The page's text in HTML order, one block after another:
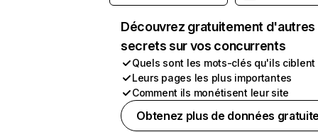
Découvrez gratuitement d'autres
secrets sur vos concurrents
Quels sont les mots-clés qu'ils ciblent
Leurs pages les plus importantes
Comment ils monétisent leur site
Obtenez plus de données